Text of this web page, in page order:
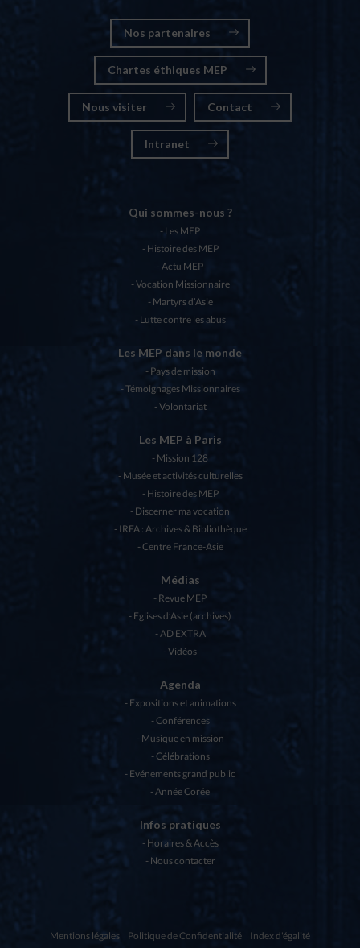
Nos partenaires
Chartes éthiques MEP
Nous visiter Contact
Intranet
Qui sommes-nous ?
Les MEP
Histoire des MEP
Actu MEP
Vocation Missionnaire
Martyrs d’Asie
Lutte contre les abus
Les MEP dans le monde
Pays de mission
Témoignages Missionnaires
Volontariat
Les MEP à Paris
Mission 128
Musée et activités culturelles
Histoire des MEP
Discerner ma vocation
IRFA : Archives & Bibliothèque
Centre France-Asie
Médias
Revue MEP
Eglises d’Asie (archives)
AD EXTRA
Vidéos
Agenda
Expositions et animations
Conférences
Musique en mission
Célébrations
Evénements grand public
Année Corée
Infos pratiques
Horaires & Accès
Nous contacter
Mentions légales Politique de Confidentialité
Index d'égalité